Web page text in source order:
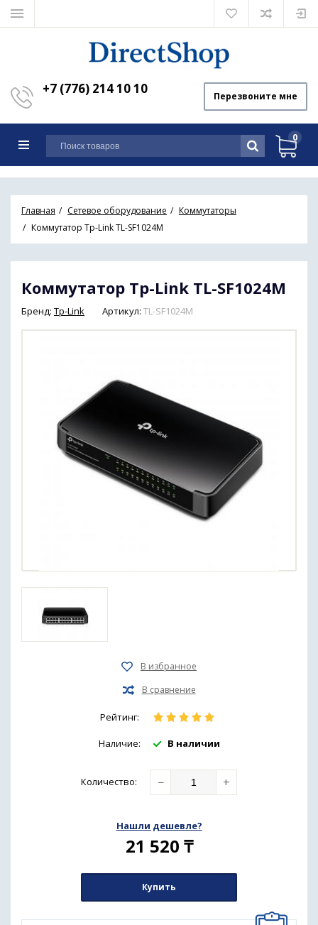
+7 (776) 214 10 10 Перезвоните мне
0
Главная Сетевое оборудование
Коммутаторы
Коммутатор Tp-Link TL-SF1024M
Коммутатор Tp-Link TL-SF1024M
Бренд: Tp-Link Артикул: TL-SF1024M
Рейтинг:
Наличие: В наличии
Количество: − +
Нашли дешевле?
21 520 ₸
Купить